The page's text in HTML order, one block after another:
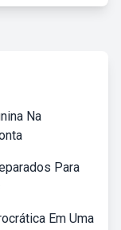
Na
Para
Em Uma